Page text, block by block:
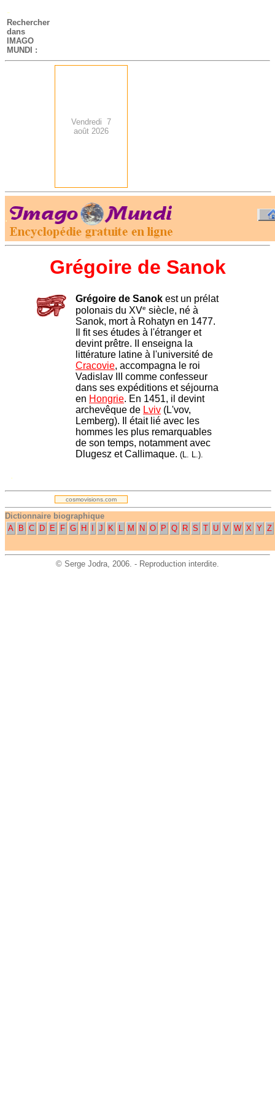
-
Rechercher
dans
IMAGO
MUNDI :
Vendredi 7
août 2026
.
Grégoire de Sanok
Grégoire de Sanok est un prélat
polonais du XVe siècle, né à
Sanok, mort à Rohatyn en 1477.
Il fit ses études à l'étranger et
devint prêtre. II enseigna la
littérature latine à l'université de
Cracovie, accompagna le roi
Vadislav III comme confesseur
dans ses expéditions et séjourna
en Hongrie. En 1451, il devint
archevêque de Lviv (L'vov,
Lemberg). Il était lié avec les
hommes les plus remarquables
de son temps, notamment avec
Dlugesz et Callimaque. (L. L.).
.
cosmovisions.com
Dictionnaire biographique
A
B C D E F G H J K L M N O P Q R S T U V W X Y Z
© Serge Jodra, 2006. - Reproduction interdite.